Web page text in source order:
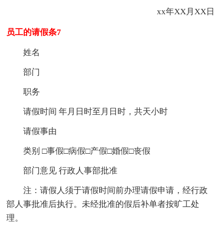
xx年XX月XX日
员工的请假条7
姓名
部门
职务
请假时间 年月日时至月日时，共天小时
请假事由
类别 □事假□病假□产假□婚假□丧假
部门意见 行政人事部批准
注：请假人须于请假时间前办理请假申请，经行政
部人事批准后执行。未经批准的假后补单者按旷工处
理。